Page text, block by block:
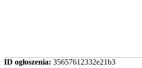
ID ogłoszenia: 35657612332e21b3